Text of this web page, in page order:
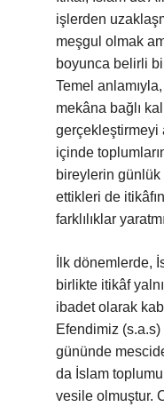
işlerden
meşgul olmak
boyunca belirli
Temel
mekâna bağlı
gerçekleştirmeyi
içinde
bireylerin günlük
ettikleri de
farklılıklar
İlk dönemlerde,
birlikte itikâf
ibadet olarak
Efendimiz (s.a.s)
gününde
da İslam
vesile olmuştur.